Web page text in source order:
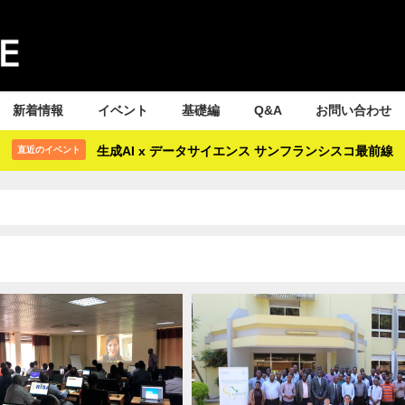
新着情報 イベント 基礎編 Q&A お問い合わせ
直近のイベント 生成AI x データサイエンス サンフランシスコ最前線